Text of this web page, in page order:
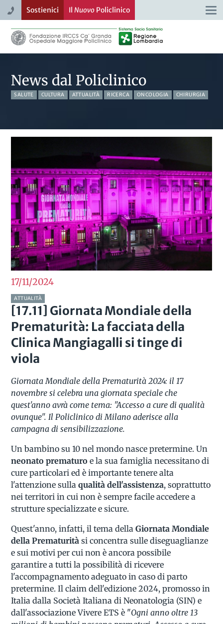
Sostienici Il NuovoPoliclinico
News dal Policlinico
SALUTE CULTURA ATTUALITÀ RICERCA ONCOLOGIA CHIRURGIA
17/112024
ATTUALITÀ
[17.11] Giornata Mondiale della
Prematurità: La facciata della
Clinica Mangiagalli si tinge di
viola
Giornata Mondiale della Prematurità 2024: il 17
novembre si celebra una giornata speciale che
quest'anno avrà come tema: "Accesso a cure di qualità
ovunque". Il Policlinico di Milano aderisce alla
campagna di sensibilizzazione.
Un bambino su 10 nel mondo nasce pretermine. Un
neonato prematuro e la sua famiglia necessitano di
cure particolari ed è importante tenere alta
l'attenzione sullaqualità dell'assistenza, soprattutto
nei territori in cui non è sempre facile accedere a
strutture specializzate e sicure.
Quest'anno, infatti, il tema dellaGiornata Mondiale
della Prematurità si concentra sulle diseguaglianze
e sui motivi per cui non è ancora possibile
garantire a tutti la possibilità di ricevere
l'accompagnamento adeguato in caso di parto
pretermine. Il claim dell'edizione 2024, promosso in
Italia dalla Società Italiana di Neonatologia (SIN) e
dall'associazione Vivere ETS è "Ogni anno oltre 13